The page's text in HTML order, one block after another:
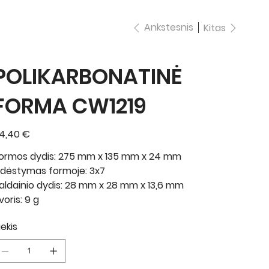
Ankstesnis Kitas
CW1219
€
dydis: 275 mm x 135 mm x 24 mm
formoje: 3x7
dydis: 28 mm x 28 mm x 13,6 mm
9 g